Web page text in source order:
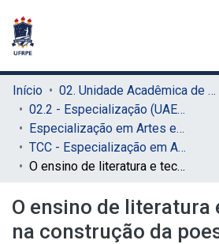
Início
02. Unidade Acadêmica de Educação a Distância e Tecnologia (UAEADTec)
02.2 - Especialização (UAEADTec)
Especialização em Artes e Tecnologia (UAEADTec)
TCC - Especialização em Artes e Tecnologia (UAEADTec)
O ensino de literatura e tecnologia na construção da poesia digital
O ensino de literatura
na construção da